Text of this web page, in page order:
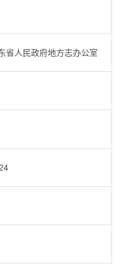
省人民政府地方志办公室